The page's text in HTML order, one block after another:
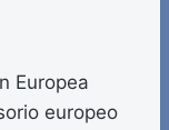
Europea
europeo